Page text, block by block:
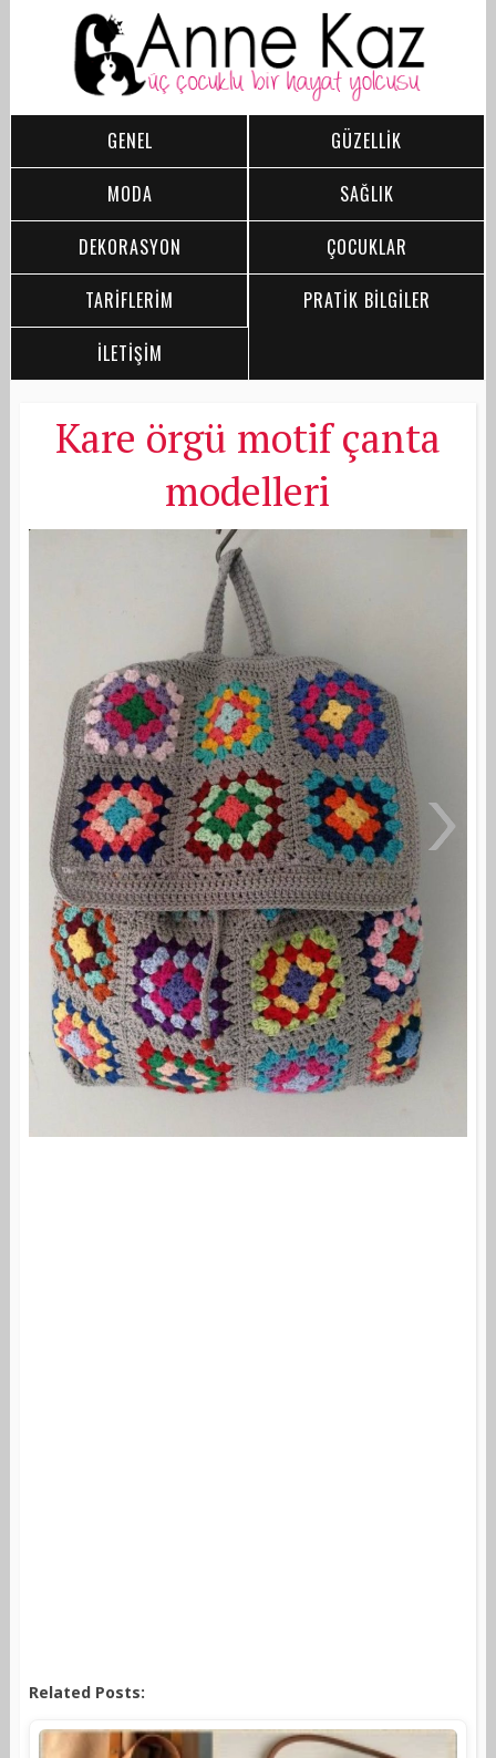
GENEL
GÜZELLİK
MODA
SAĞLIK
DEKORASYON
ÇOCUKLAR
TARİFLERİM
PRATİK BİLGİLER
İLETİŞİM
Kare örgü motif çanta
modelleri
Related Posts: